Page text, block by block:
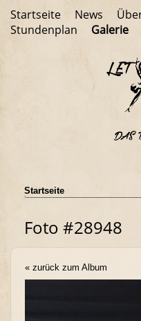
Startseite News
Stundenplan
Galerie
Startseite
Foto #28948
« zurück zum Album